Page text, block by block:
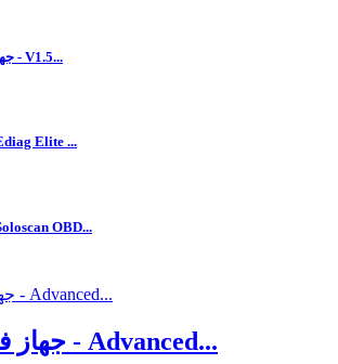
جهاز فحص سيارات - V1.5...
Elite ...
OBD...
جهاز فحص سيارات - Advanced...